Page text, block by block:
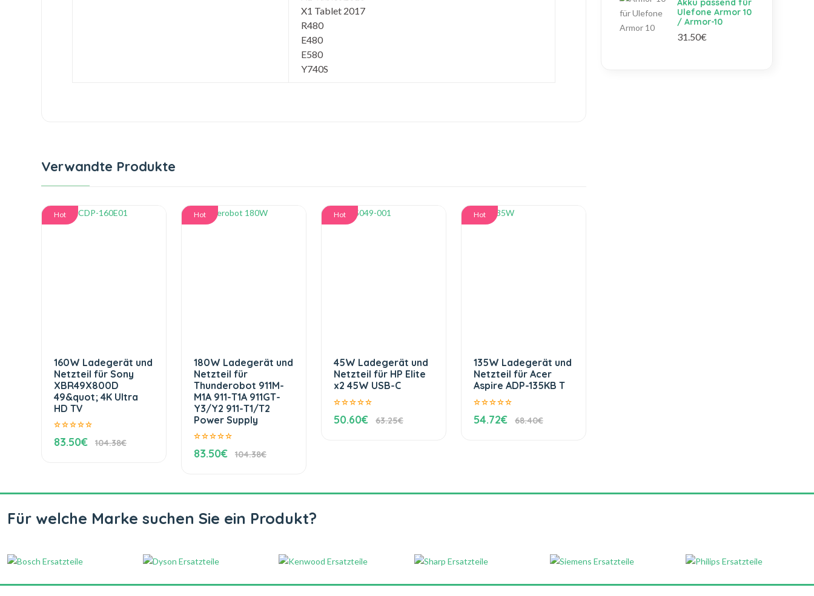
X1 Tablet 2017
R480
E480
E580
Y740S
Verwandte Produkte
Hot
160W Ladegerät und
Netzteil für Sony
XBR49X800D
49&quot; 4K Ultra
HD TV
83.50€ 104.38€
Hot
180W Ladegerät und
Netzteil für
Thunderobot 911M-
M1A 911-T1A 911GT-
Y3/Y2 911-T1/T2
Power Supply
83.50€ 104.38€
Hot
45W Ladegerät und
Netzteil für HP Elite
x2 45W USB-C
50.60€ 63.25€
Hot
135W Ladegerät und
Netzteil für Acer
Aspire ADP-135KB T
54.72€ 68.40€
Akku passend für
Ulefone Armor 10
/ Armor-10
31.50€
Für welche Marke suchen Sie ein Produkt?